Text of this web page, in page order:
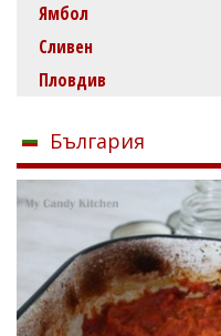
Ямбол
Сливен
Пловдив
България